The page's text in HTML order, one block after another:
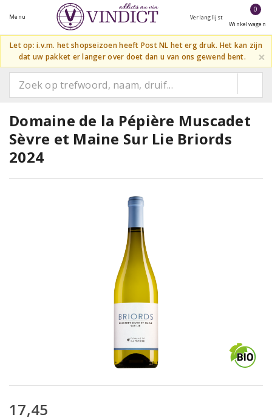
Menu Verlanglijst
0
Winkelwagen
Let op: i.v.m. het shopseizoen heeft Post NL het erg druk. Het kan zijn
dat uw pakket er langer over doet dan u van ons gewend bent.
×
Domaine de la Pépière Muscadet
Sèvre et Maine Sur Lie Briords
2024
17,45